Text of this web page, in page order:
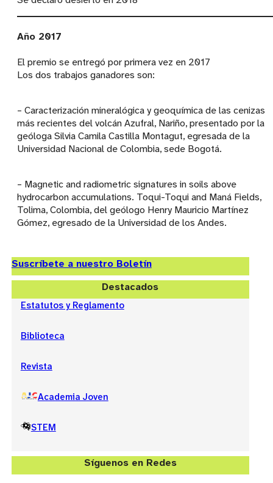
Año 2017
El premio se entregó por primera vez en 2017
Los dos trabajos ganadores son:
– Caracterización mineralógica y geoquímica de las cenizas
más recientes del volcán Azufral, Nariño, presentado por la
geóloga Silvia Camila Castilla Montagut, egresada de la
Universidad Nacional de Colombia, sede Bogotá.
– Magnetic and radiometric signatures in soils above
hydrocarbon accumulations. Toqui-Toqui and Maná Fields,
Tolima, Colombia, del geólogo Henry Mauricio Martínez
Gómez, egresado de la Universidad de los Andes.
Suscríbete a nuestro Boletín
Destacados
Estatutos y Reglamento
Biblioteca
Revista
Academia Joven
STEM
Síguenos en Redes